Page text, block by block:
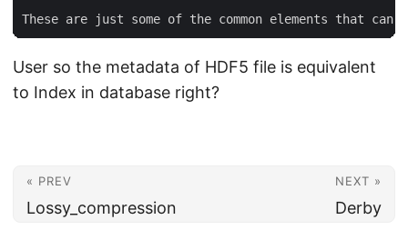
User so the metadata of HDF5 file is equivalent
to Index in database right?
« PREV
Lossy_compression
NEXT »
Derby